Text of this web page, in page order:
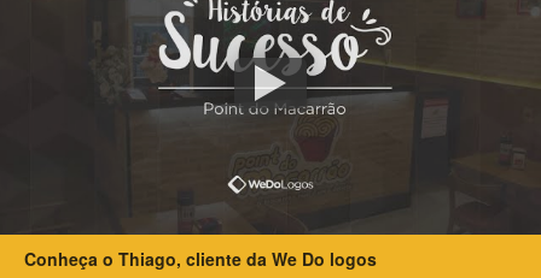
Conheça o Thiago, cliente da We Do logos